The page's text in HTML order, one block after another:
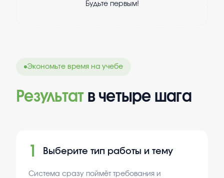
Будьте первым!
Экономьте время на учебе
Результат в четыре шага
1 Выберите тип работы и тему
Система сразу поймёт требования и